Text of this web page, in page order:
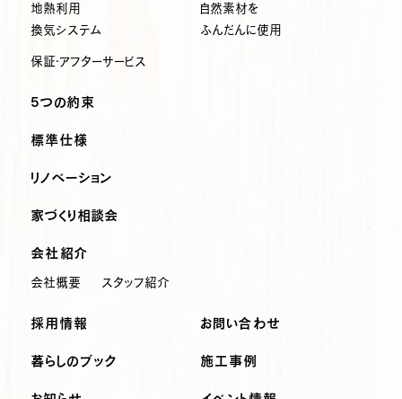
地熱利用
換気システム
自然素材を
ふんだんに使用
保証・アフターサービス
5つの約束
標準仕様
リノベーション
家づくり相談会
会社紹介
会社概要 スタッフ紹介
採用情報 お問い合わせ
暮らしのブック 施工事例